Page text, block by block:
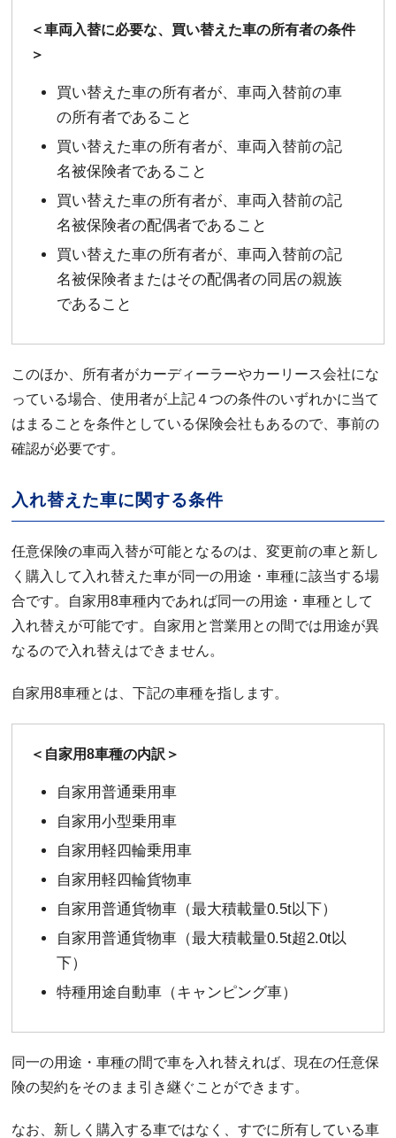
＜車両入替に必要な、買い替えた車の所有者の条件
＞
買い替えた車の所有者が、車両入替前の車
の所有者であること
買い替えた車の所有者が、車両入替前の記
名被保険者であること
買い替えた車の所有者が、車両入替前の記
名被保険者の配偶者であること
買い替えた車の所有者が、車両入替前の記
名被保険者またはその配偶者の同居の親族
であること
このほか、所有者がカーディーラーやカーリース会社にな
っている場合、使用者が上記４つの条件のいずれかに当て
はまることを条件としている保険会社もあるので、事前の
確認が必要です。
入れ替えた車に関する条件
任意保険の車両入替が可能となるのは、変更前の車と新し
く購入して入れ替えた車が同一の用途・車種に該当する場
合です。自家用8車種内であれば同一の用途・車種として
入れ替えが可能です。自家用と営業用との間では用途が異
なるので入れ替えはできません。
自家用8車種とは、下記の車種を指します。
＜自家用8車種の内訳＞
自家用普通乗用車
自家用小型乗用車
自家用軽四輪乗用車
自家用軽四輪貨物車
自家用普通貨物車（最大積載量0.5t以下）
自家用普通貨物車（最大積載量0.5t超2.0t以
下）
特種用途自動車（キャンピング車）
同一の用途・車種の間で車を入れ替えれば、現在の任意保
険の契約をそのまま引き継ぐことができます。
なお、新しく購入する車ではなく、すでに所有している車